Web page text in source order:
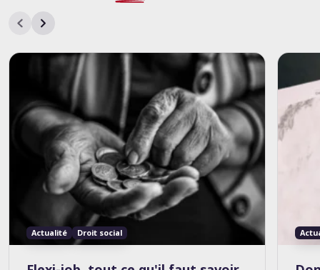
Actualité Droit social